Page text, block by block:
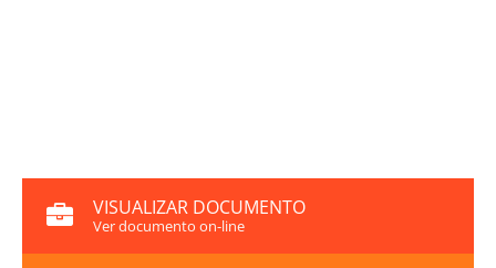
VISUALIZAR DOCUMENTO
Ver documento on-line